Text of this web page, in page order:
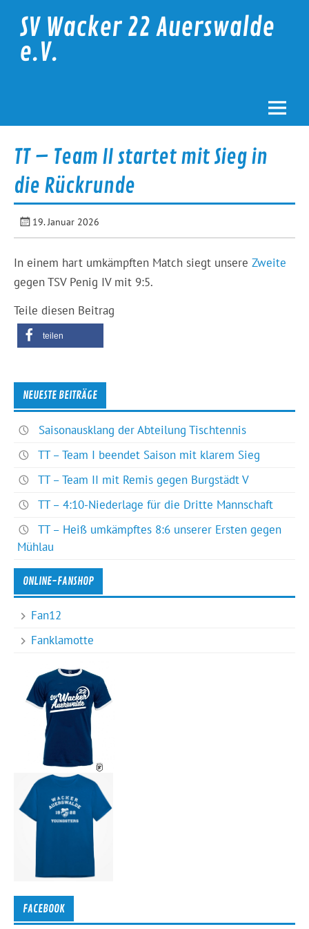
contentSV Wacker 22 Auerswalde
e.V.
TT – Team II startet mit Sieg in
die Rückrunde
19. Januar 2026
In einem hart umkämpften Match siegt unsereZweite
gegen TSV Penig IV mit 9:5.
Teile diesen Beitrag
teilen
NEUESTE BEITRÄGE
Saisonausklang der Abteilung Tischtennis
TT – Team I beendet Saison mit klarem Sieg
TT – Team II mit Remis gegen Burgstädt V
TT – 4:10-Niederlage für die Dritte Mannschaft
TT – Heiß umkämpftes 8:6 unserer Ersten gegen
Mühlau
ONLINE-FANSHOP
Fan12
Fanklamotte
FACEBOOK